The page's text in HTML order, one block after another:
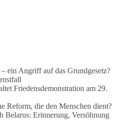
Video:
a9hOswSNg4I?
Unterstützung:
#friedenspartei
ein Angriff auf das Grundgesetz?
Friedensdemonstration am 29.
Reform, die den Menschen dient?
Belarus: Erinnerung, Versöhnung